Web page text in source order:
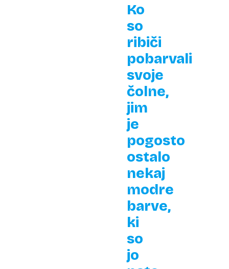
Ko
so
ribiči
pobarvali
svoje
čolne,
jim
je
pogosto
ostalo
nekaj
modre
barve,
ki
so
jo